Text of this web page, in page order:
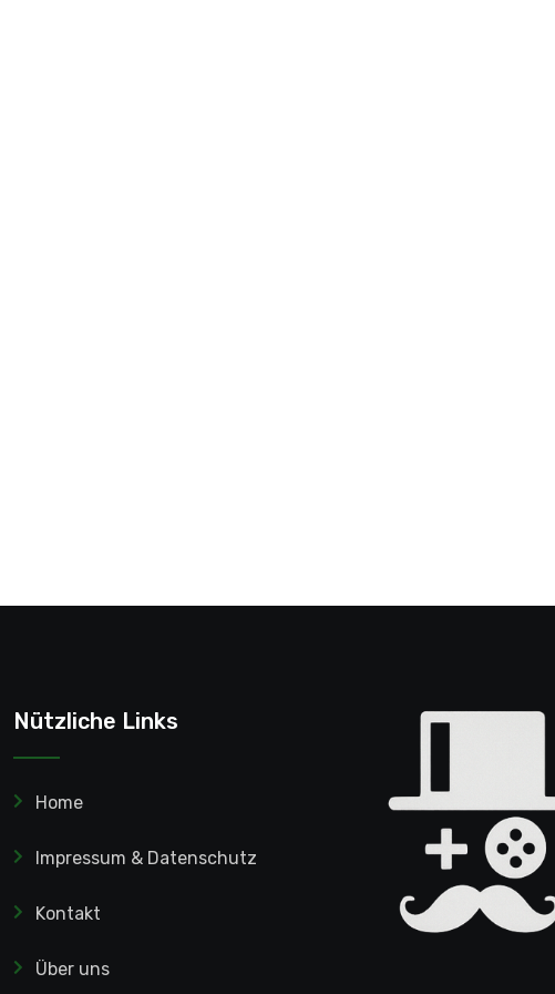
Nützliche Links
Home
Impressum & Datenschutz
Kontakt
Über uns